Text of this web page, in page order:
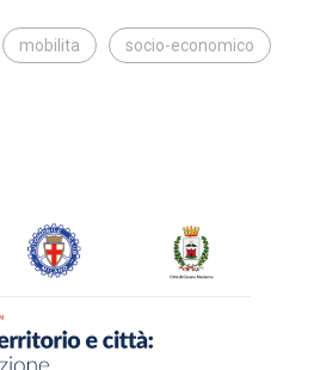
mobilita socio-economico